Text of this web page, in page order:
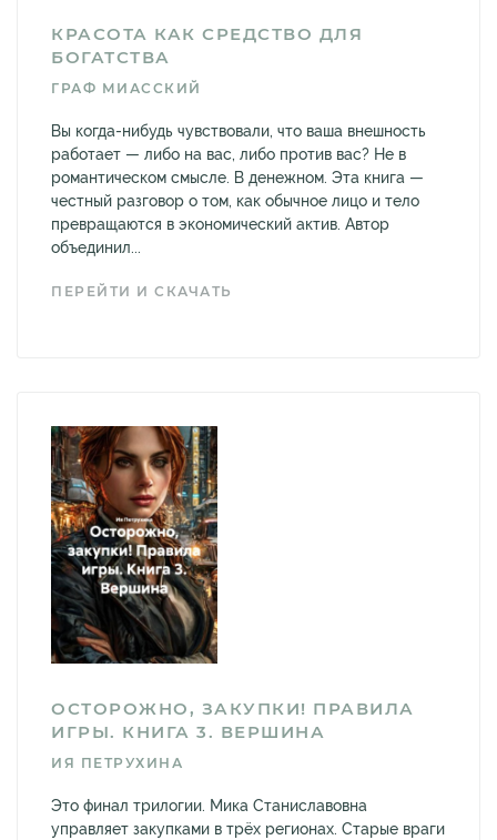
КРАСОТА КАК СРЕДСТВО ДЛЯ
БОГАТСТВА
ГРАФ МИАССКИЙ
Вы когда-нибудь чувствовали, что ваша внешность
работает — либо на вас, либо против вас? Не в
романтическом смысле. В денежном. Эта книга —
честный разговор о том, как обычное лицо и тело
превращаются в экономический актив. Автор
объединил...
ПЕРЕЙТИ И СКАЧАТЬ
ОСТОРОЖНО, ЗАКУПКИ! ПРАВИЛА
ИГРЫ. КНИГА 3. ВЕРШИНА
ИЯ ПЕТРУХИНА
Это финал трилогии. Мика Станиславовна
управляет закупками в трёх регионах. Старые враги